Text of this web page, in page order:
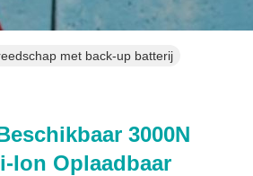
met back-up batterij
3000N
Ion Oplaadbaar